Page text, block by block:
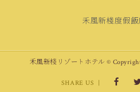
禾風新棧度假飯
禾風新棧リゾートホテル ©
SHARE US